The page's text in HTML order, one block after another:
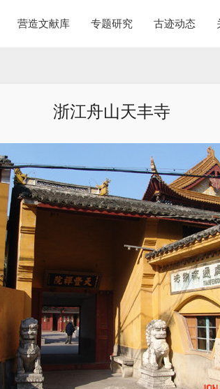
营造文献库 专题研究 古迹动态
浙江舟山天丰寺